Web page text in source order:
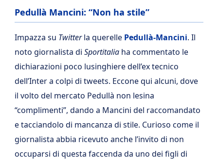
Pedullà Mancini: “Non ha stile”
Impazza su Twitterla querelle Pedullà-Mancini. Il
noto giornalista di Sportitalia ha commentato le
dichiarazioni poco lusinghiere dell’ex tecnico
dell’Inter a colpi di tweets. Eccone qui alcuni, dove
il volto del mercato Pedullà non lesina
“complimenti”, dando a Mancini del raccomandato
e tacciandolo di mancanza di stile. Curioso come il
giornalista abbia ricevuto anche l’invito di non
occuparsi di questa faccenda da uno dei figli di